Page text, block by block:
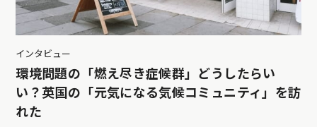
インタビュー
環境問題の「燃え尽き症候群」どうしたらい
い？英国の「元気になる気候コミュニティ」を訪
れた